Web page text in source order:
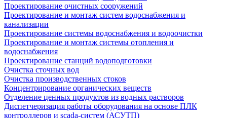
Проектирование очистных сооружений
Проектирование и монтаж систем водоснабжения и
канализации
Проектирование системы водоснабжения и водоочистки
Проектирование и монтаж системы отопления и
водоснабжения
Проектирование станций водоподготовки
Очистка сточных вод
Очистка производственных стоков
Концентрирование органических веществ
Отделение ценных продуктов из водных растворов
Диспетчеризация работы оборудования на основе ПЛК
контроллеров и scada-систем (АСУТП)